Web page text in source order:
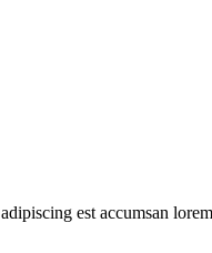
est accumsan